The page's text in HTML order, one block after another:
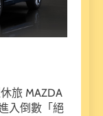
旅 MAZDA
入倒數「絕